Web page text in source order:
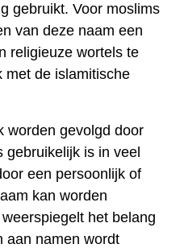
gebruikt. Voor moslims
van deze naam een
religieuze wortels te
met de islamitische
worden gevolgd door
is in veel
een persoonlijk of
kan worden
het belang
aan namen wordt